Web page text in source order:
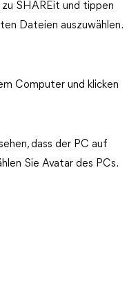
zu SHAREit und tippen
Dateien auszuwählen.
Computer und klicken
dass der PC auf
Sie Avatar des PCs.